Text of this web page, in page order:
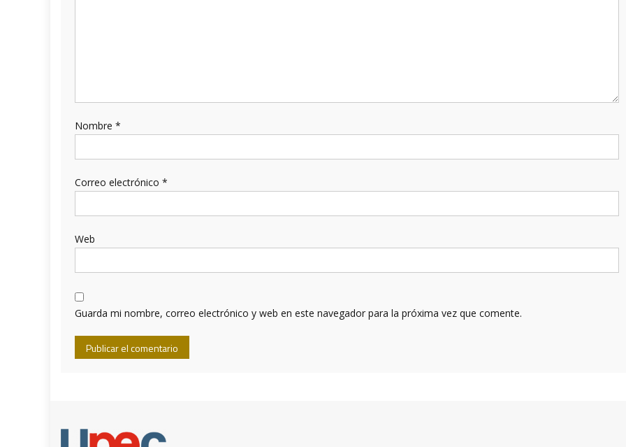
Nombre *
Correo electrónico *
Web
Guarda mi nombre, correo electrónico y web en este navegador para la próxima vez que comente.